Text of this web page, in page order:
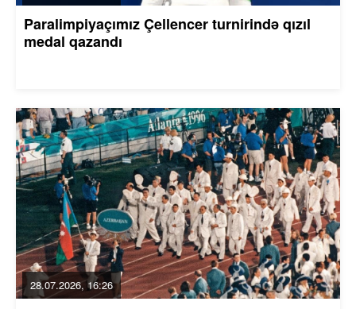
Paralimpiyaçımız Çellencer turnirində qızıl
medal qazandı
28.07.2026, 16:26